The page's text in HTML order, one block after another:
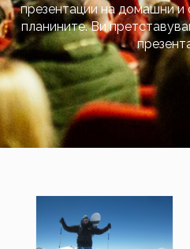
презентации на домашни и
планините. Ви